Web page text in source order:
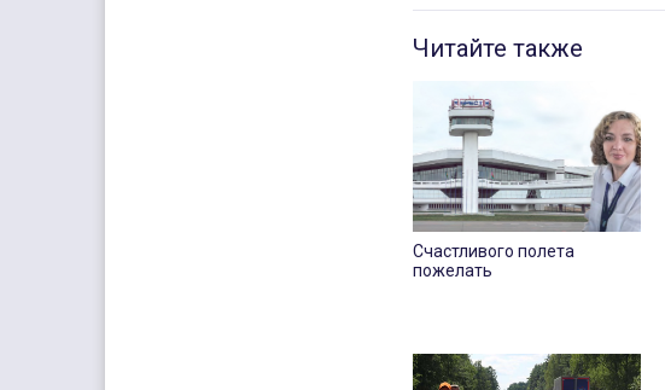
Читайте также
Счастливого полета
пожелать